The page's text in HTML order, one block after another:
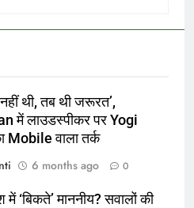
थी, तब थी जरूरत’,
में लाउडस्पीकर पर Yogi
Mobile वाला तर्क
6 months ago 0
में ‘बिकते’ माननीय? सवालों की